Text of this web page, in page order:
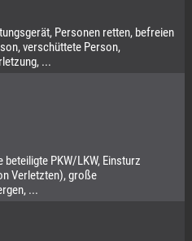
Personen retten, befreien
verschüttete Person,
...
PKW/LKW, Einsturz
Verletzten), große
...